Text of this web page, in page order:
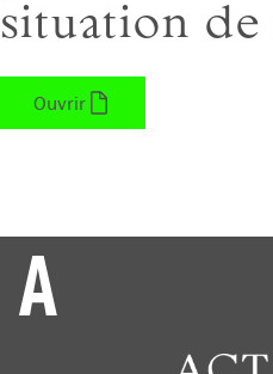
situation de
Ouvrir